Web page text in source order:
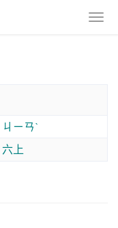
ㄐㄧㄢˋ
六上